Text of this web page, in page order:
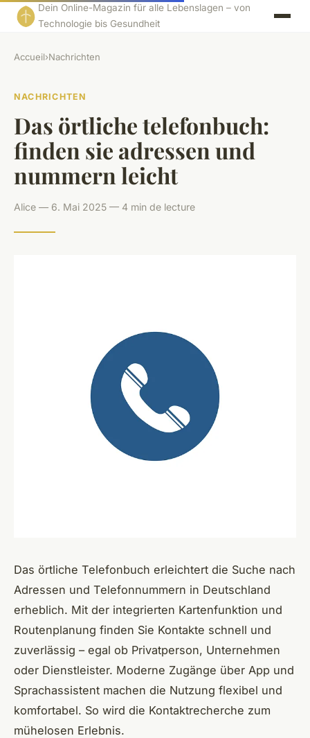
Dein Online-Magazin für alle Lebenslagen – von
Technologie bis Gesundheit
Accueil›Nachrichten
NACHRICHTEN
Das örtliche telefonbuch:
finden sie adressen und
nummern leicht
Alice — 6. Mai 2025 — 4 min de lecture
Das örtliche Telefonbuch erleichtert die Suche nach
Adressen und Telefonnummern in Deutschland
erheblich. Mit der integrierten Kartenfunktion und
Routenplanung finden Sie Kontakte schnell und
zuverlässig – egal ob Privatperson, Unternehmen
oder Dienstleister. Moderne Zugänge über App und
Sprachassistent machen die Nutzung flexibel und
komfortabel. So wird die Kontaktrecherche zum
mühelosen Erlebnis.